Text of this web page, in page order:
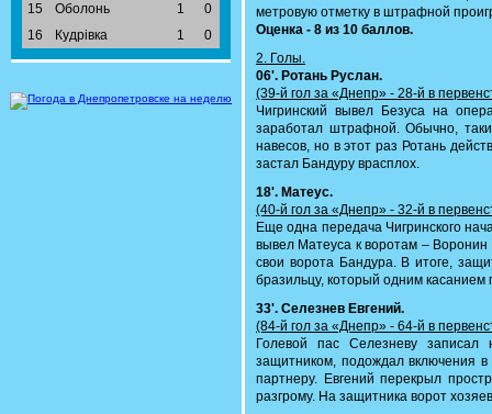
15
Оболонь 1
0
16
Кудрівка 1 0
метровую отметку в штрафной
Оценка - 8 из 10 баллов.
2. Голы.
06'. Ротань Руслан.
(39-й гол за «Днепр» - 28-й в
Чигринский вывел Безуса на
заработал штрафной. Обычно,
навесов, но в этот раз Ротань
застал Бандуру врасплох.
18'. Матеус.
(40-й гол за «Днепр» - 32-й в
Еще одна передача Чигринского
вывел Матеуса к воротам –
свои ворота Бандура. В итоге,
бразильцу, который одним касанием
33'. Селезнев Евгений.
(84-й гол за «Днепр» - 64-й в
Голевой пас Селезневу
защитником, подождал включения
партнеру. Евгений перекрыл
разгрому. На защитника ворот